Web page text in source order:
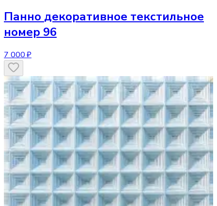
Панно декоративное текстильное
номер 96
7 000 ₽